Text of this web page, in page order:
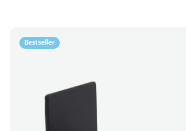
Bestseller